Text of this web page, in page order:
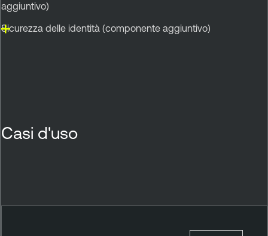
aggiuntivo)
Sicurezza delle identità (componente aggiuntivo)
Casi d'uso